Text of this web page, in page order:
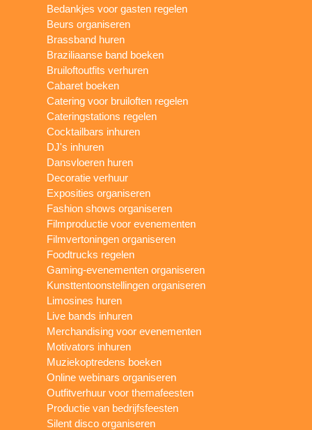
Bedankjes voor gasten regelen
Beurs organiseren
Brassband huren
Braziliaanse band boeken
Bruiloftoutfits verhuren
Cabaret boeken
Catering voor bruiloften regelen
Cateringstations regelen
Cocktailbars inhuren
DJ's inhuren
Dansvloeren huren
Decoratie verhuur
Exposities organiseren
Fashion shows organiseren
Filmproductie voor evenementen
Filmvertoningen organiseren
Foodtrucks regelen
Gaming-evenementen organiseren
Kunsttentoonstellingen organiseren
Limosines huren
Live bands inhuren
Merchandising voor evenementen
Motivators inhuren
Muziekoptredens boeken
Online webinars organiseren
Outfitverhuur voor themafeesten
Productie van bedrijfsfeesten
Silent disco organiseren